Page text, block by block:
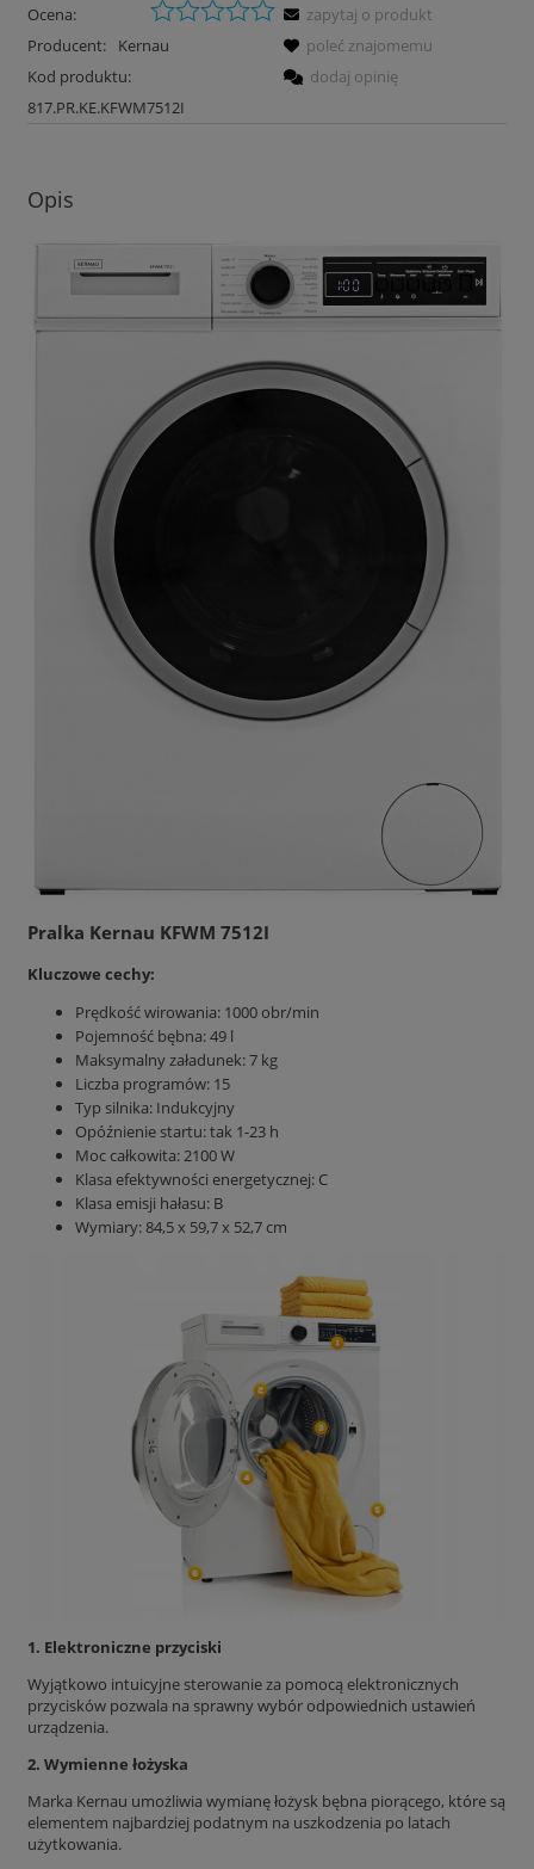
Ocena:
Producent:
Kernau
Kod produktu:
817.PR.KE.KFWM7512I
zapytaj o produkt
poleć znajomemu
dodaj opinię
Opis
Pralka Kernau KFWM 7512I
Kluczowe cechy:
Prędkość wirowania: 1000 obr/min
Pojemność bębna: 49 l
Maksymalny załadunek: 7 kg
Liczba programów: 15
Typ silnika: Indukcyjny
Opóźnienie startu: tak 1-23 h
Moc całkowita: 2100 W
Klasa efektywności energetycznej: C
Klasa emisji hałasu: B
Wymiary: 84,5 x 59,7 x 52,7 cm
1. Elektroniczne przyciski
Wyjątkowo intuicyjne sterowanie za pomocą elektronicznych
przycisków pozwala na sprawny wybór odpowiednich ustawień
urządzenia.
2. Wymienne łożyska
Marka Kernau umożliwia wymianę łożysk bębna piorącego, które są
elementem najbardziej podatnym na uszkodzenia po latach
użytkowania.